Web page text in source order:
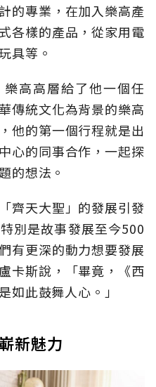
的專業，在加入樂高產
各樣的產品，從家用電
具等。
高高層給了他一個任
傳統文化為背景的樂高
他的第一個行程就是出
心的同事合作，一起探
的想法。
齊天大聖」的發展引發
別是故事發展至今500
有更深的動力想要發展
卡斯說，「畢竟，《西
如此鼓舞人心。」
新魅力